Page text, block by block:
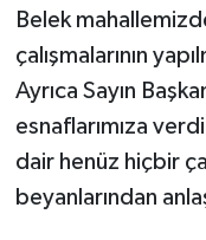
Belek
çalışmalarının
Ayrıca Sayın
esnaflarımıza
dair henüz hiçbir
beyanlarından